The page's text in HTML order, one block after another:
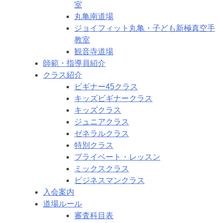
室
丸亀南道場
ジョイフィット丸亀・子ども新極真空手
教室
観音寺道場
師範・指導員紹介
クラス紹介
ビギナー45クラス
キッズビギナークラス
キッズクラス
ジュニアクラス
ゼネラルクラス
特別クラス
プライベート・レッスン
ミックスクラス
ビジネスマンクラス
入会案内
道場ルール
審査科目表